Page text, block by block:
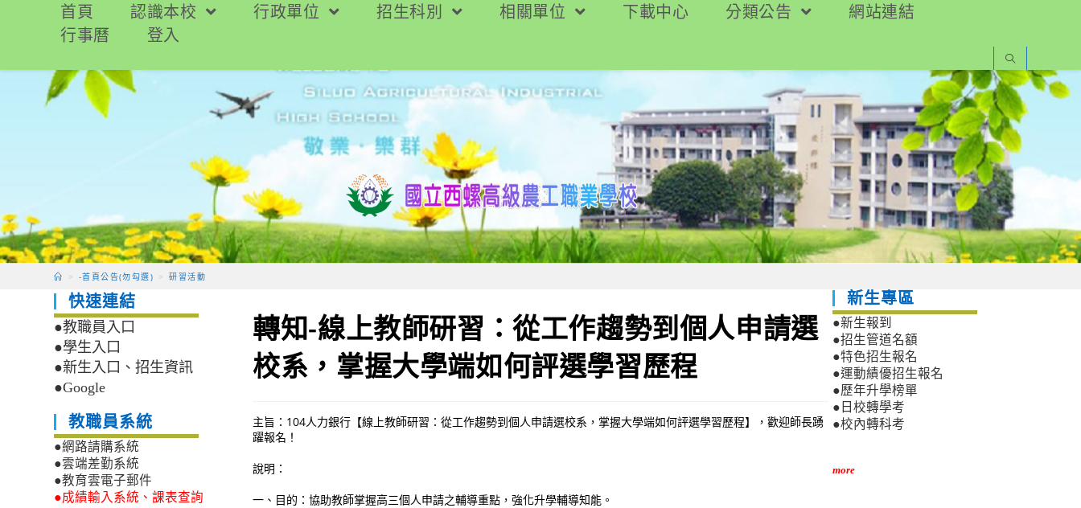
要
首頁 認識本校 行政單位 招生科別 相關單位 下載中心 分類公告
網站連結
行事曆
登入
> -首頁公告(勿勾選) > 研習活動
轉知-線上教師研習：從工作趨勢到個人申請選
校系，掌握大學端如何評選學習歷程
主旨：104人力銀行【線上教師研習：從工作趨勢到個人申請選校系，掌握大學端如何評選學習歷程】，歡迎師長踴
躍報名！
說明：
一、目的：協助教師掌握高三個人申請之輔導重點，強化升學輔導知能。
快速連結
●教職員入口
●學生入口
●新生入口、招生資訊
●Google
教職員系統
●網路請購系統
●雲端差勤系統
●教育雲電子郵件
●成績輸入系統、課表查詢
新生專區
●新生報到
●招生管道名額
●特色招生報名
●運動績優招生報名
●歷年升學榜單
●日校轉學考
●校內轉科考
more